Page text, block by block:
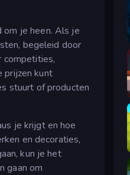
om je heen. Als je
begeleid door
competities,
prijzen kunt
stuurt of producten
je krijgt en hoe
en decoraties,
kun je het
gaan om